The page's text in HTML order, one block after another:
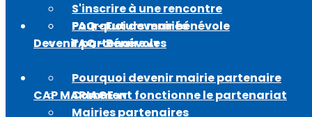
S'inscrire à une rencontre
FAQ - Futurs mariés
Pourquoi devenir bénévole
FAQ - Bénévoles
Devenir partenaire▴▾
Pourquoi devenir mairie partenaire
Comment fonctionne le partenariat
Mairies partenaires
CAP MARIAGE▴▾